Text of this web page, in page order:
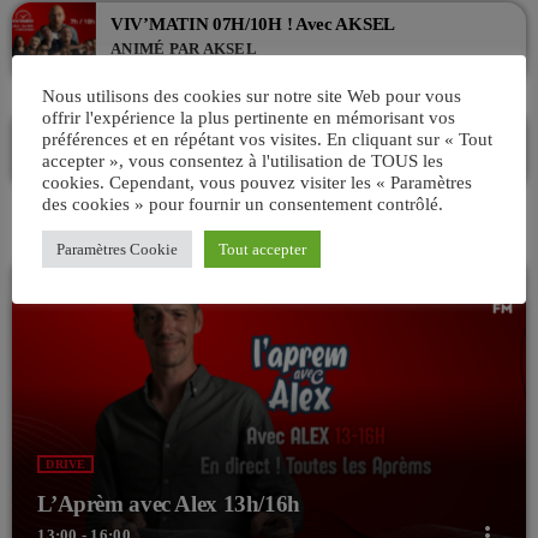
VIV’MATIN 07H/10H ! Avec AKSEL
ANIMÉ PAR AKSEL
La playlist VIV’FM
MUSIC NON-STOP
10:00 - 13:00
DRIVE
L’Aprèm avec Alex 13h/16h
Nous utilisons des cookies sur notre site Web pour vous
offrir l'expérience la plus pertinente en mémorisant vos
préférences et en répétant vos visites. En cliquant sur « Tout
accepter », vous consentez à l'utilisation de TOUS les
cookies. Cependant, vous pouvez visiter les « Paramètres
des cookies » pour fournir un consentement contrôlé.
Paramètres Cookie Tout accepter